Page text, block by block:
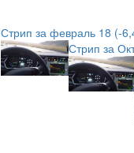
Стрип за февраль 18 (-
Стрип за